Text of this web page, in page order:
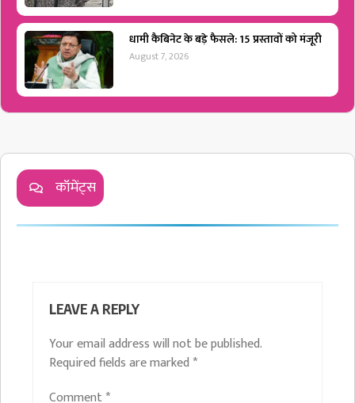
धामी कैबिनेट के बड़े फैसले: 15 प्रस्तावों को मंजूरी
August 7, 2026
कॉमेंट्स
LEAVE A REPLY
Your email address will not be published.
Required fields are marked *
Comment*